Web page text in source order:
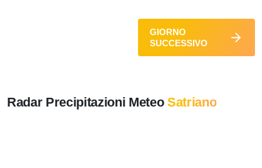
GIORNO
SUCCESSIVO
Radar Precipitazioni MeteoSatriano